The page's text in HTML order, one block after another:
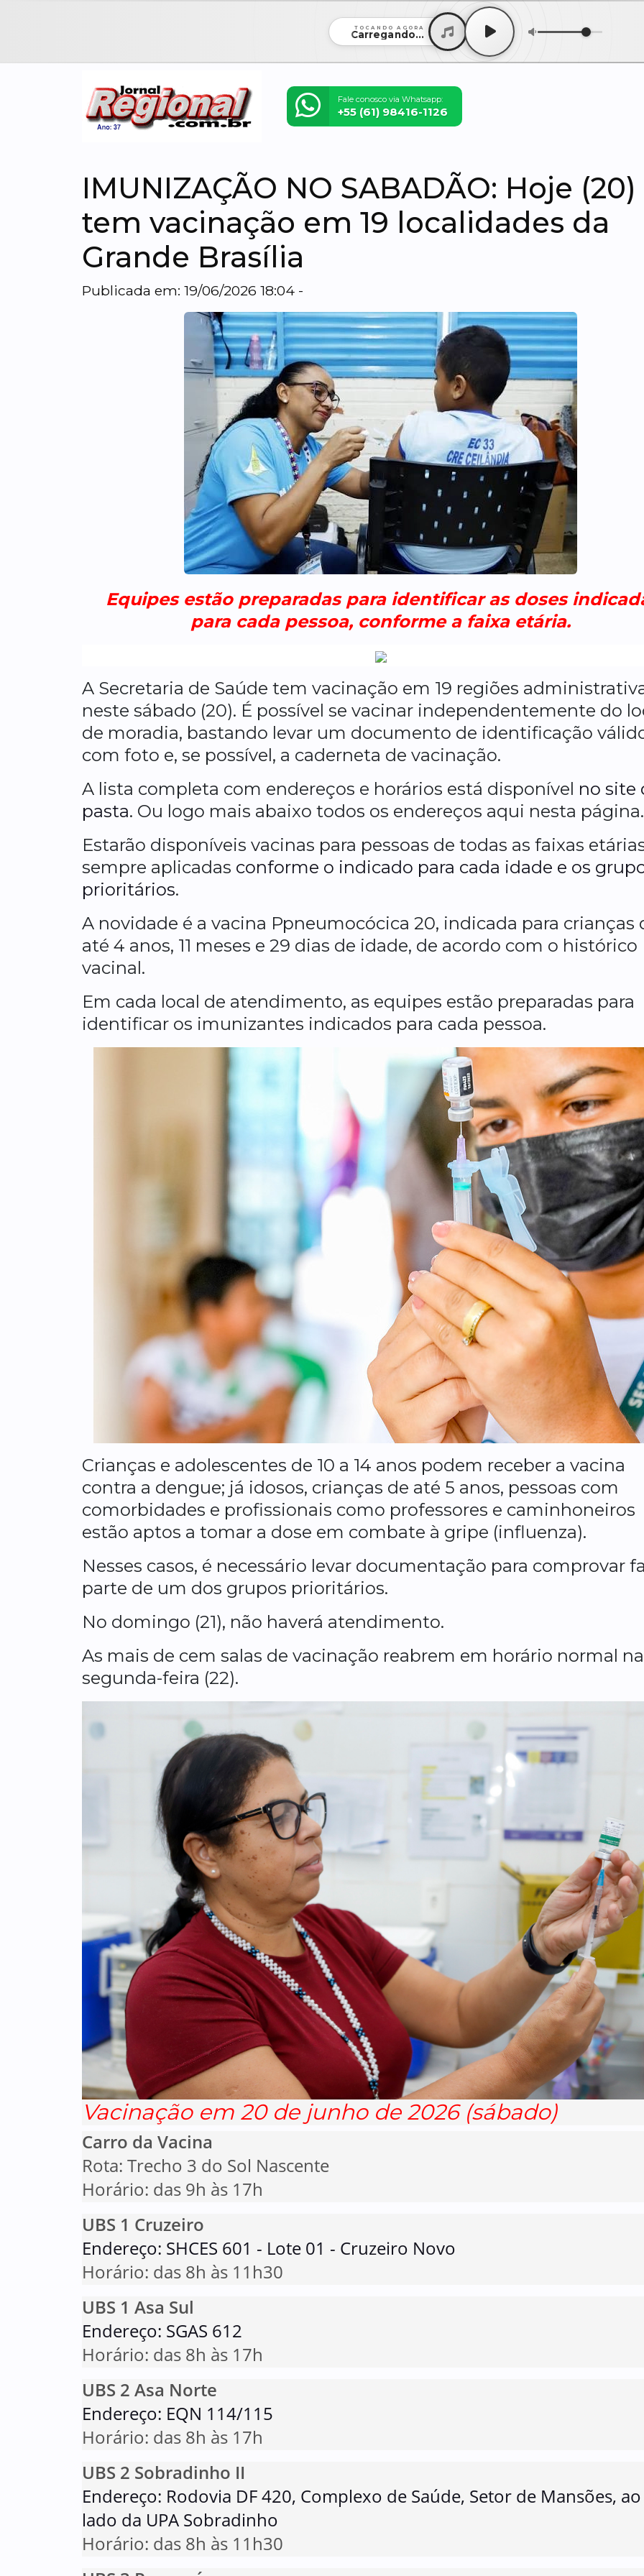
TOCANDO AGORA
Carregando...
Fale conosco via Whatsapp:
+55 (61) 98416-1126
IMUNIZAÇÃO NO SABADÃO: Hoje (20)
tem vacinação em 19 localidades da
Grande Brasília
Publicada em: 19/06/2026 18:04 -
Equipes estão preparadas para identificar as doses
para cada pessoa, conforme a faixa etária.
A Secretaria de Saúde tem vacinação em 19 regiões
neste sábado (20). É possível se vacinar independentemente do
de moradia, bastando levar um documento de identificação
com foto e, se possível, a caderneta de vacinação.
A lista completa com endereços e horários está disponível no site
pasta. Ou logo mais abaixo todos os endereços aqui nesta página.
Estarão disponíveis vacinas para pessoas de todas as faixas
sempre aplicadas conforme o indicado para cada idade e os
prioritários.
A novidade é a vacina Ppneumocócica 20, indicada para crianças
até 4 anos, 11 meses e 29 dias de idade, de acordo com o histórico
vacinal.
Em cada local de atendimento, as equipes estão preparadas para
identificar os imunizantes indicados para cada pessoa.
Crianças e adolescentes de 10 a 14 anos podem receber a vacina
contra a dengue; já idosos, crianças de até 5 anos, pessoas com
comorbidades e profissionais como professores e caminhoneiros
estão aptos a tomar a dose em combate à gripe (influenza).
Nesses casos, é necessário levar documentação para comprovar
parte de um dos grupos prioritários.
No domingo (21), não haverá atendimento.
As mais de cem salas de vacinação reabrem em horário normal na
segunda-feira (22).
Vacinação em 20 de junho de 2026 (sábado)
Carro da Vacina
Rota: Trecho 3 do Sol Nascente
Horário: das 9h às 17h
UBS 1 Cruzeiro
Endereço: SHCES 601 - Lote 01 - Cruzeiro Novo
Horário: das 8h às 11h30
UBS 1 Asa Sul
Endereço: SGAS 612
Horário: das 8h às 17h
UBS 2 Asa Norte
Endereço: EQN 114/115
Horário: das 8h às 17h
UBS 2 Sobradinho II
Endereço: Rodovia DF 420, Complexo de Saúde, Setor de Mansões, ao
lado da UPA Sobradinho
Horário: das 8h às 11h30